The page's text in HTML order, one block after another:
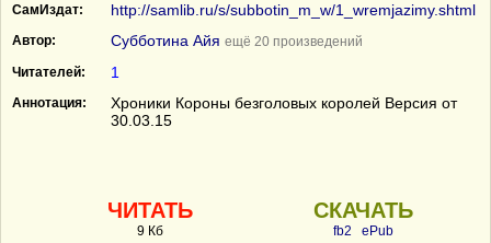
СамИздат: http://samlib.ru/s/subbotin_m_w/1_wremjazimy.shtml
Автор: Субботина Айя ещё 20 произведений
Читателей:
1
Аннотация:
Хроники Короны безголовых королей Версия от
30.03.15
ЧИТАТЬ
9 Кб
СКАЧАТЬ
fb2 ePub